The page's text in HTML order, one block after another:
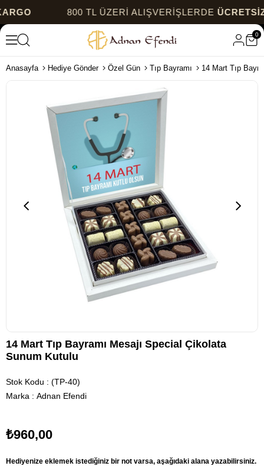
800 TL ÜZERİ ALIŞVERİŞLERDEÜCRETSİZ
0
Anasayfa Hediye Gönder Özel Gün Tıp Bayramı
14 Mart Tıp Bayramı Mesajı Special Çikolata
Sunum Kutulu
Stok Kodu
(TP-40)
Marka : Adnan Efendi
₺960,00
Hediyenize eklemek istediğiniz bir not varsa, aşağıdaki alana yazabilirsiniz.